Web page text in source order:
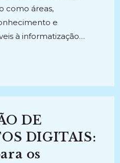
como áreas,
e
à informatização…
DE
DIGITAIS:
os